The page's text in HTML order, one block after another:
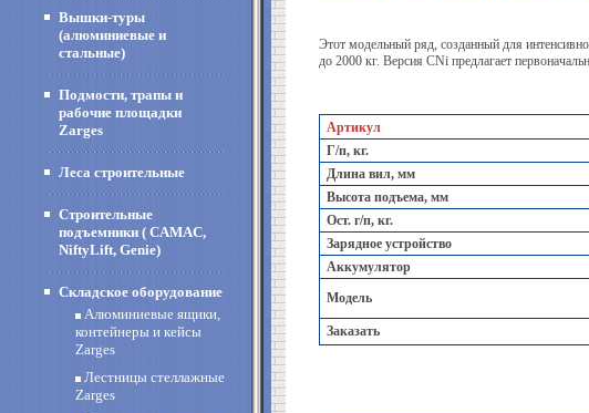
Вышки-туры
(алюминиевые и
стальные)
Подмости, трапы и
рабочие площадки
Zarges
Леса строительные
Строительные
подъемники ( CAMAC,
NiftyLift, Genie)
Складское оборудование
Алюминиевые ящики,
контейнеры и кейсы
Zarges
Лестницы стеллажные
Zarges
Этот модельный ряд, созданный для
до 2000 кг. Версия CNi предлагает
Артикул
Г/п, кг.
Длина вил, мм
Высота подъема, мм
Ост. г/п, кг.
Зарядное устройство
Аккумулятор
Модель
Заказать